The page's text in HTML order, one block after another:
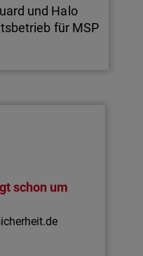
und Halo
für MSP
schon um